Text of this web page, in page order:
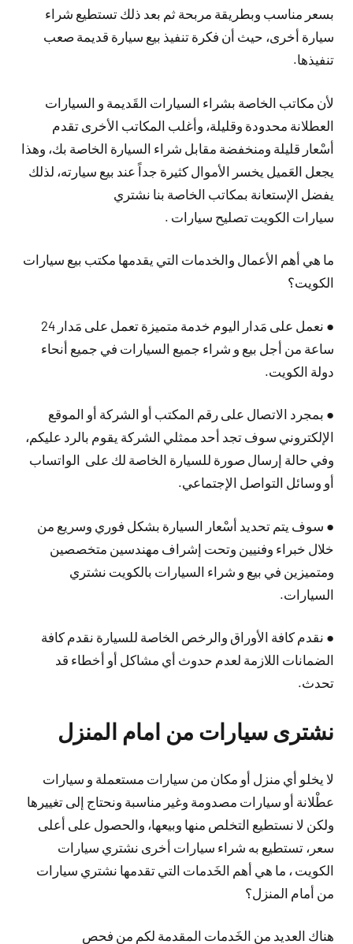
بسعر مناسب وبطريقة مربحة ثم بعد ذلك تستطيع شراء
سيارة أخرى، حيث أن فكرة تنفيذ بيع سيارة قديمة صعب
تنفيذها.
لأن مكاتب الخاصة بشراء السيارات القَديمة و السيارات
العطلانة محدودة وقليلة، وأغلب المكاتب الأخرى تقدم
أسْعار قليلة ومنخفضة مقابل شراء السيارة الخاصة بك، وهذا
يجعل العَميل يخسر الأموال كثيرة جداً عند بيع سيارته، لذلك
يفضل الإستعانة بمكاتب الخاصة بنا نشتري
سيارات الكويت تصليح سيارات .
ما هي أهم الأعمال والخدمات التي يقدمها مكتب بيع سيارات
الكويت؟
ساعة من أجل بيع و شراء جميع السيارات في جميع أنحاء
دولة الكويت.
● بمجرد الاتصال على رقم المكتب أو الشركة أو الموقع
الإلكتروني سوف تجد أحد ممثلي الشركة يقوم بالرد عليكم،
وفي حالة إرسال صورة للسيارة الخاصة لك على الواتساب
أو وسائل التواصل الإجتماعي.
● سوف يتم تحديد أسْعار السيارة بشكل فوري وسريع من
خلال خبراء وفنيين وتحت إشراف مهندسين متخصصين
ومتميزين في بيع و شراء السيارات بالكويت نشتري
السيارات.
● نقدم كافة الأوراق والرخص الخاصة للسيارة نقدم كافة
الضمانات اللازمة لعدم حدوث أي مشاكل أو أخطاء قد
تحدث.
نشترى سيارات من امام المنزل
لا يخلو أي منزل أو مكان من سيارات مستعملة و سيارات
عطْلانة أو سيارات مصدومة وغير مناسبة ونحتاج إلى تغييرها
ولكن لا نستطيع التخلص منها وبيعها، والحصول على أعلى
سعر، تستطيع به شراء سيارات أخرى نشتري سيارات
الكويت ، ما هي أهم الخَدمات التي تقدمها نشتري سيارات
من أمام المنزل؟
هناك العديد من الخَدمات المقدمة لكم من فحص